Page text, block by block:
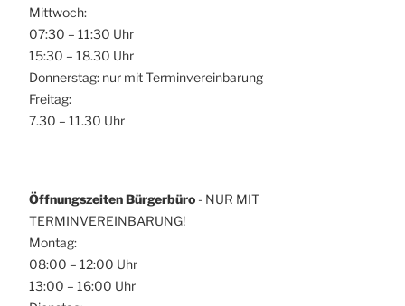
Mittwoch:
07:30 – 11:30 Uhr
15:30 – 18.30 Uhr
Donnerstag: nur mit Terminvereinbarung
Freitag:
7.30 – 11.30 Uhr
Öffnungszeiten Bürgerbüro - NUR MIT
TERMINVEREINBARUNG!
Montag:
08:00 – 12:00 Uhr
13:00 – 16:00 Uhr